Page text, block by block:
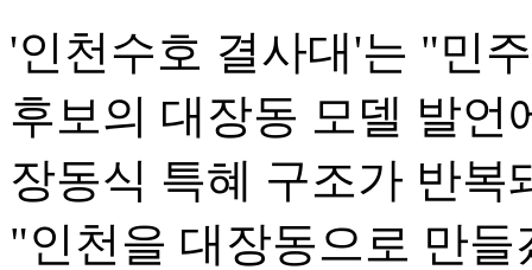
'인천수호 결사대'는 "민
후보의 대장동 모델 발언
장동식 특혜 구조가 반
"인천을 대장동으로 만